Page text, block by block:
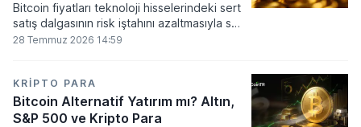
Bitcoin fiyatları teknoloji hisselerindeki sert
satış dalgasının risk iştahını azaltmasıyla son
11 günün en düşük seviyesine indi.
28 Temmuz 2026 14:59
KRIPTO PARA
Bitcoin Alternatif Yatırım mı? Altın,
S&P 500 ve Kripto Para